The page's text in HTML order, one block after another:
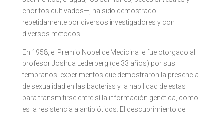
choritos cultivados—, ha sido demostrado
repetidamente por diversos investigadores y con
diversos métodos.
En 1958, el Premio Nobel de Medicina le fue otorgado al
profesor Joshua Lederberg (de 33 años) por sus
tempranos experimentos que demostraron la presencia
de sexualidad en las bacterias y la habilidad de estas
para transmitirse entre sí la información genética, como
es la resistencia a antibióticos. El descubrimiento del